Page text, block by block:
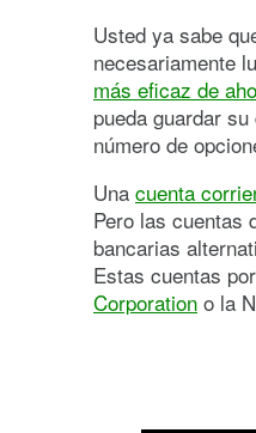
Usted ya sabe
necesariamente
más eficaz de
pueda guardar
número de
Una cuenta
Pero las cuentas
bancarias
Estas cuentas
Corporation o la